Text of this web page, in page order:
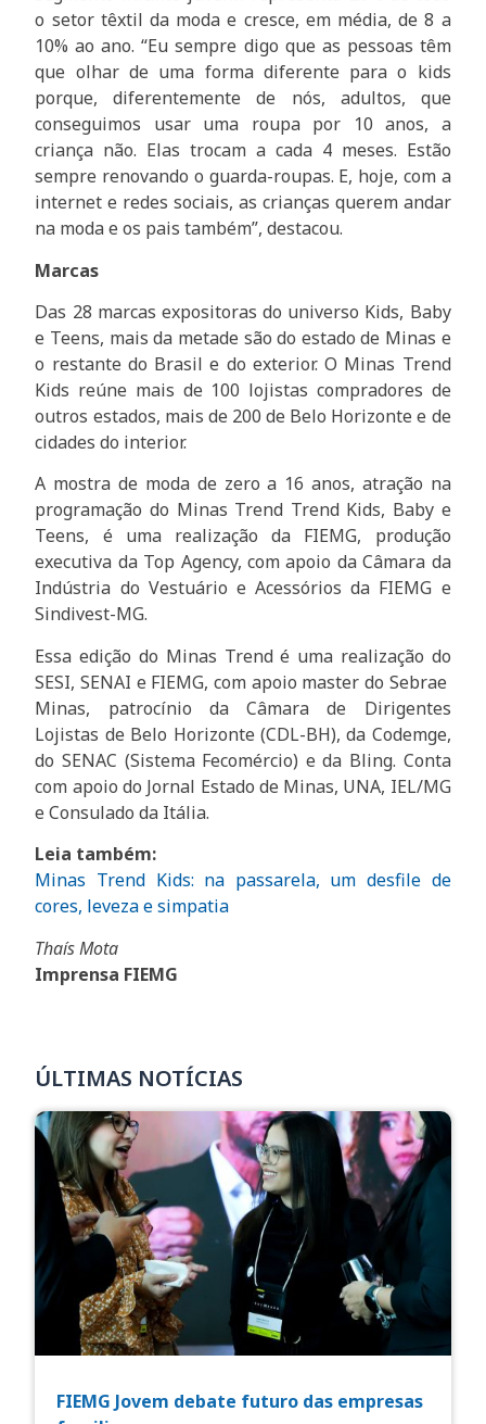
o setor têxtil da moda e cresce, em média, de 8 a
10% ao ano. “Eu sempre digo que as pessoas têm
que olhar de uma forma diferente para o kids
porque, diferentemente de nós, adultos, que
conseguimos usar uma roupa por 10 anos, a
criança não. Elas trocam a cada 4 meses. Estão
sempre renovando o guarda-roupas. E, hoje, com a
internet e redes sociais, as crianças querem andar
na moda e os pais também”, destacou.
Marcas
Das 28 marcas expositoras do universo Kids, Baby
e Teens, mais da metade são do estado de Minas e
o restante do Brasil e do exterior. O Minas Trend
Kids reúne mais de 100 lojistas compradores de
outros estados, mais de 200 de Belo Horizonte e de
cidades do interior.
A mostra de moda de zero a 16 anos, atração na
programação do Minas Trend Trend Kids, Baby e
Teens, é uma realização da FIEMG, produção
executiva da Top Agency, com apoio da Câmara da
Indústria do Vestuário e Acessórios da FIEMG e
Sindivest-MG.
Essa edição do Minas Trend é uma realização do
SESI, SENAI e FIEMG, com apoio master do Sebrae
Minas, patrocínio da Câmara de Dirigentes
Lojistas de Belo Horizonte (CDL-BH), da Codemge,
do SENAC (Sistema Fecomércio) e da Bling. Conta
com apoio do Jornal Estado de Minas, UNA, IEL/MG
e Consulado da Itália.
Leia também:
Minas Trend Kids: na passarela, um desfile de
cores, leveza e simpatia
Thaís Mota
Imprensa FIEMG
ÚLTIMAS NOTÍCIAS
FIEMG Jovem debate futuro das empresas